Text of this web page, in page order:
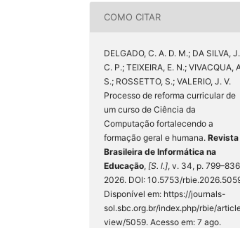
COMO CITAR
DELGADO, C. A. D. M.; DA SILVA, J.
C. P.; TEIXEIRA, E. N.; VIVACQUA,
S.; ROSSETTO, S.; VALERIO, J. V.
Processo de reforma curricular de
um curso de Ciência da
Computação fortalecendo a
formação geral e humana. Revista
Brasileira de Informática na
Educação, [S. l.], v. 34, p.
2026. DOI: 10.5753/
Disponível em: https://journals-
sol.sbc.org.br/index.php/rbie/
view/5059. Acesso em: 7 ago.